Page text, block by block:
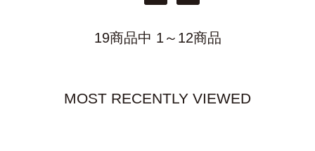
19商品中 1～12商品
MOST RECENTLY VIEWED